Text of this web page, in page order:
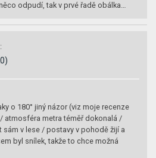
odpudí, tak v prvé řadě obálka…
o 180° jiný názor (viz moje recenze
atmosféra metra téměř dokonalá /
v lese / postavy v pohodě žijí a
byl snílek, takže to chce možná